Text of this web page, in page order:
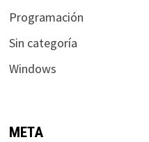
Programación
Sin categoría
Windows
META